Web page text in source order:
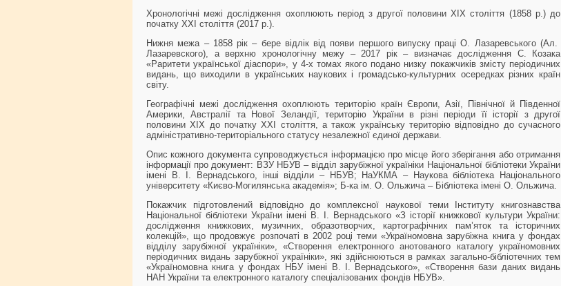
Хронологічні межі дослідження охоплюють період з другої половини ХІХ століття (1858 р.) до
початку ХХІ століття (2017 р.).
Нижня межа – 1858 рік – бере відлік від появи першого випуску праці О. Лазаревського (Ал.
Лазаревского), а верхню хронологічну межу – 2017 рік – визначає дослідження С. Козака
«Раритети української діаспори», у 4-х томах якого подано низку покажчиків змісту періодичних
видань, що виходили в українських наукових і громадсько-культурних осередках різних країн
світу.
Географічні межі дослідження охоплюють територію країн Європи, Азії, Північної й Південної
Америки, Австралії та Нової Зеландії, територію України в різні періоди її історії з другої
половини ХІХ до початку ХХІ століття, а також українську територію відповідно до сучасного
адміністративно-територіального статусу незалежної єдиної держави.
Опис кожного документа супроводжується інформацією про місце його зберігання або отримання
інформації про документ: ВЗУ НБУВ – відділ зарубіжної україніки Національної бібліотеки України
імені В. І. Вернадського, інші відділи – НБУВ; НаУКМА – Наукова бібліотека Національного
університету «Києво-Могилянська академія»; Б-ка ім. О. Ольжича – Бібліотека імені О. Ольжича.
Покажчик підготовлений відповідно до комплексної наукової теми Інституту книгознавства
Національної бібліотеки України імені В. І. Вернадського «З історії книжкової культури України:
дослідження книжкових, музичних, образотворчих, картографічних пам’яток та історичних
колекцій», що продовжує розпочаті в 2002 році теми «Україномовна зарубіжна книга у фондах
відділу зарубіжної україніки», «Створення електронного анотованого каталогу україномовних
періодичних видань зарубіжної україніки», які здійснюються в рамках загально-бібліотечних тем
«Україномовна книга у фондах НБУ імені В. І. Вернадського», «Створення бази даних видань
НАН України та електронного каталогу спеціалізованих фондів НБУВ».